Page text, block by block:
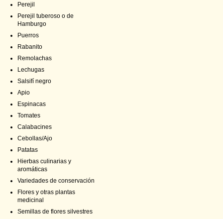
Perejil
Perejil tuberoso o de
Hamburgo
Puerros
Rabanito
Remolachas
Lechugas
Salsifí negro
Apio
Espinacas
Tomates
Calabacines
Cebollas/Ajo
Patatas
Hierbas culinarias y
aromáticas
Variedades de conservación
Flores y otras plantas
medicinal
Semillas de flores silvestres